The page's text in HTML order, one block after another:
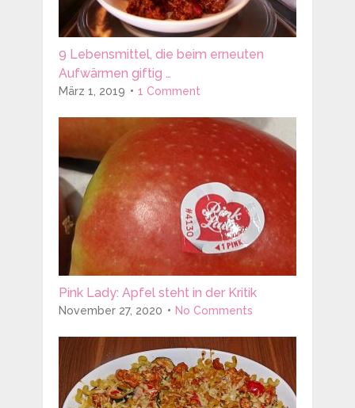
9 Lebensmittel, die beim erneuten
Aufwärmen giftig …
März 1, 2019 1 Comment
Pink Lady: Apfel steht in der Kritik
November 27, 2020 No Comments